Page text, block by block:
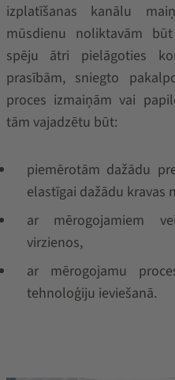
izplatīšanas kanālu
mūsdienu noliktavām
spēju ātri pielāgoties
prasībām, sniegto
proces izmaiņām vai
tām vajadzētu būt:
piemērotām dažādu
elastīgai dažādu kravas
ar mērogojamiem
virzienos,
ar mērogojamu
tehnoloģiju ieviešanā.